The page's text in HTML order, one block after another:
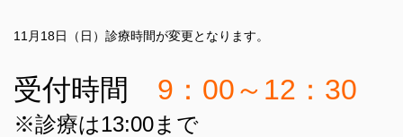
11月18日（日）診療時間が変更となります。
受付時間 9：00～12：30
※診療は13:00まで